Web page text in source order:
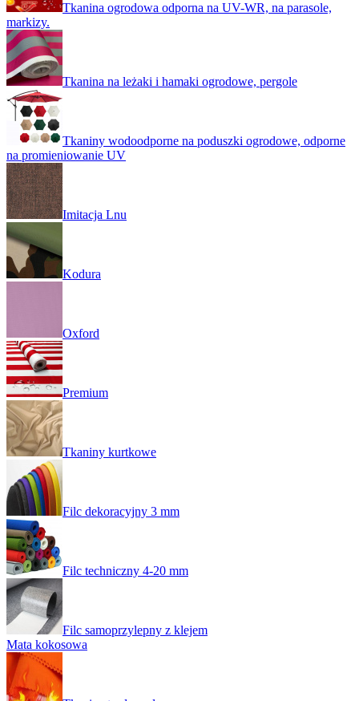
Tkanina ogrodowa odporna na UV-WR, na parasole,
markizy.
Tkanina na leżaki i hamaki ogrodowe, pergole
Tkaniny wodoodporne na poduszki ogrodowe, odporne
na promieniowanie UV
Imitacja Lnu
Kodura
Oxford
Premium
Tkaniny kurtkowe
Filc dekoracyjny 3 mm
Filc techniczny 4-20 mm
Filc samoprzylepny z klejem
Mata kokosowa